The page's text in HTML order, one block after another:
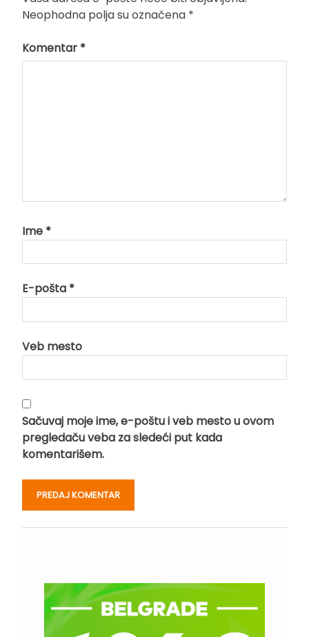
Neophodna polja su označena *
Komentar *
Ime *
E-pošta *
Veb mesto
Sačuvaj moje ime, e-poštu i veb mesto u ovom
pregledaču veba za sledeći put kada
komentarišem.